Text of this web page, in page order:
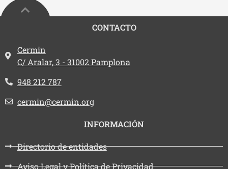
CONTACTO
Dirección:
Cermin
C/ Aralar, 3 - 31002 Pamplona
Teléfono:
948 212 787
Email:
cermin@cermin.org
INFORMACIÓN
Directorio de entidades
Aviso Legal y Política de Privacidad